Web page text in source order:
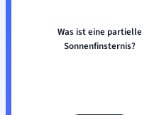
Was ist eine partielle
Sonnenfinsternis?